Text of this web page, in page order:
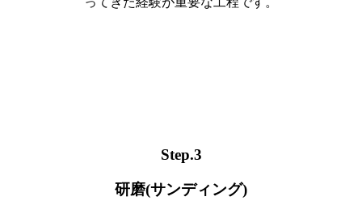
Step.3
研磨(サンディング)